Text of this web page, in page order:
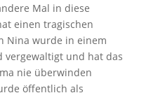
Mal in diese
einen tragischen
Nina wurde in einem
vergewaltigt und hat das
nie überwinden
öffentlich als